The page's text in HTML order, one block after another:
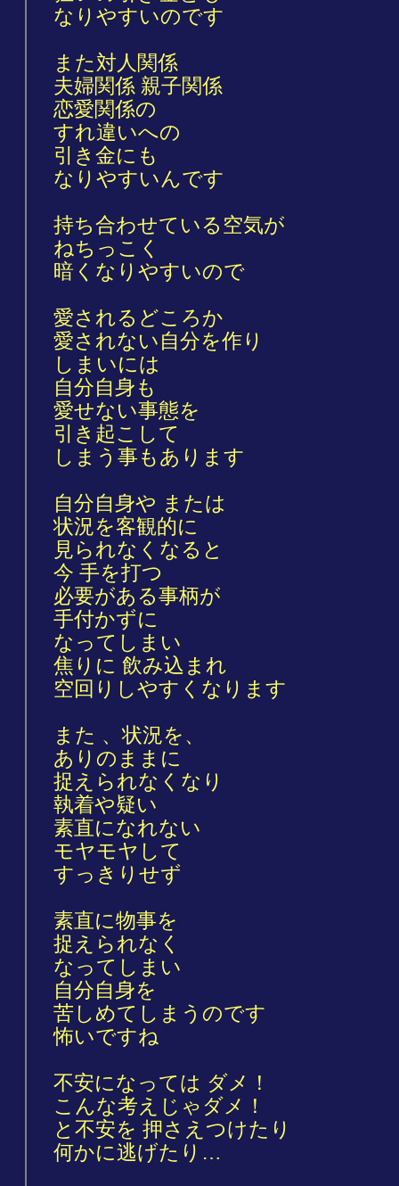
なりやすいのです
また対人関係
夫婦関係 親子関係
恋愛関係の
すれ違いへの
引き金にも
なりやすいんです
持ち合わせている空気が
ねちっこく
暗くなりやすいので
愛されるどころか
愛されない自分を作り
しまいには
自分自身も
愛せない事態を
引き起こして
しまう事もあります
自分自身や または
状況を客観的に
見られなくなると
今 手を打つ
必要がある事柄が
手付かずに
なってしまい
焦りに 飲み込まれ
空回りしやすくなります
また 、状況を、
ありのままに
捉えられなくなり
執着や疑い
素直になれない
モヤモヤして
すっきりせず
素直に物事を
捉えられなく
なってしまい
自分自身を
苦しめてしまうのです
怖いですね
不安になっては ダメ！
こんな考えじゃダメ！
と不安を 押さえつけたり
何かに逃げたり…